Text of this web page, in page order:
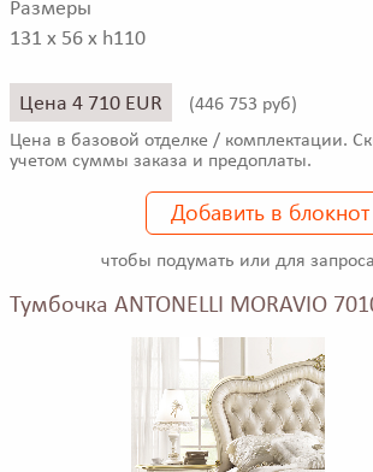
Размеры
131 x 56 x h110
Цена 4 710 EUR (446 753 руб)
Цена в базовой отделке / комплектации.
учетом суммы заказа и предоплаты.
Добавить в блокнот
чтобы подумать или для
Тумбочка ANTONELLI MORAVIO